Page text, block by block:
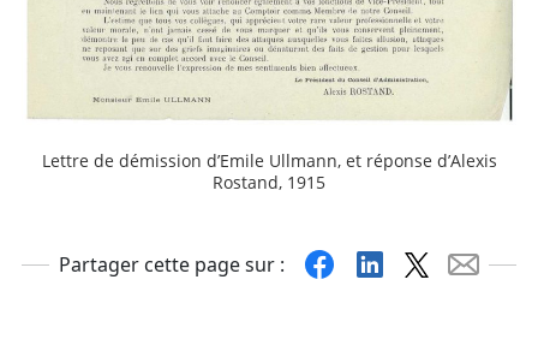
Lettre de démission d’Emile Ullmann, et réponse d’Alexis
Rostand, 1915
Partager cette page sur : FacebookLinkedin Mail